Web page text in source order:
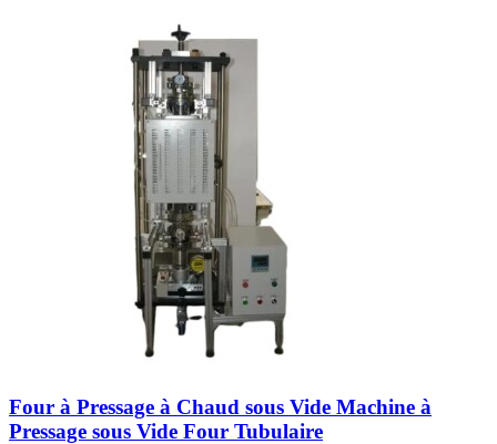
Four à Pressage à Chaud sous Vide Machine à
Pressage sous Vide Four Tubulaire